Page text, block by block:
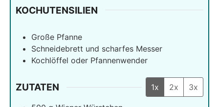
KOCHUTENSILIEN
Große Pfanne
Schneidebrett und scharfes Messer
Kochlöffel oder Pfannenwender
ZUTATEN 1x 2x 3x